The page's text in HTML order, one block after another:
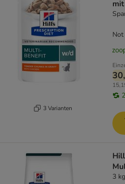
3 Varianten
Not
3 kg